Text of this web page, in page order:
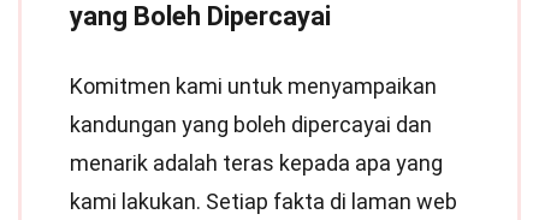
yang Boleh Dipercayai
Komitmen kami untuk menyampaikan
kandungan yang boleh dipercayai dan
menarik adalah teras kepada apa yang
kami lakukan. Setiap fakta di laman web